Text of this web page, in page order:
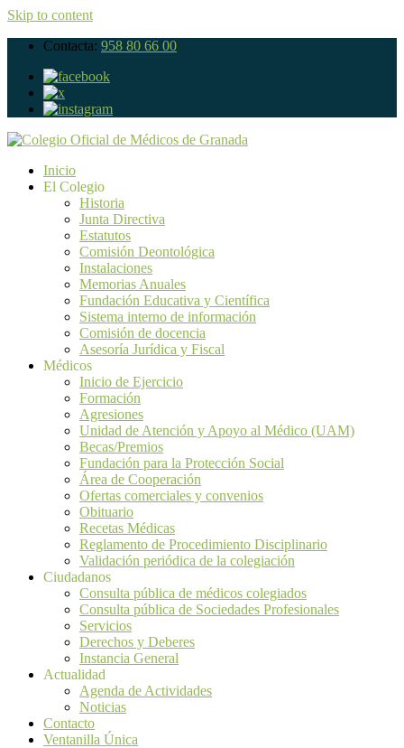
Skip to content
Contacta: 958 80 66 00
Inicio
El Colegio
Historia
Junta Directiva
Estatutos
Comisión Deontológica
Instalaciones
Memorias Anuales
Fundación Educativa y Científica
Sistema interno de información
Comisión de docencia
Asesoría Jurídica y Fiscal
Médicos
Inicio de Ejercicio
Formación
Agresiones
Unidad de Atención y Apoyo al Médico (UAM)
Becas/Premios
Fundación para la Protección Social
Área de Cooperación
Ofertas comerciales y convenios
Obituario
Recetas Médicas
Reglamento de Procedimiento Disciplinario
Validación periódica de la colegiación
Ciudadanos
Consulta pública de médicos colegiados
Consulta pública de Sociedades Profesionales
Servicios
Derechos y Deberes
Instancia General
Actualidad
Agenda de Actividades
Noticias
Contacto
Ventanilla Única